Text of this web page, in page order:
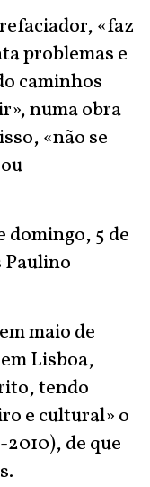
«faz
problemas e
caminhos
numa obra
«não se
domingo, 5 de
Paulino
maio de
Lisboa,
tendo
e cultural» o
de que